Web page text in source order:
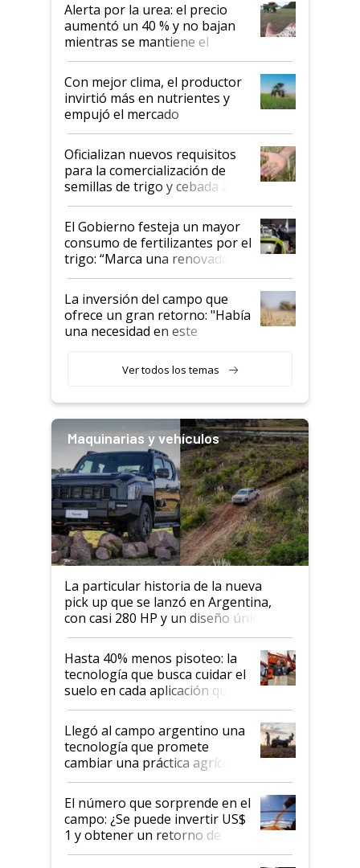
Alerta por la urea: el precio
aumentó un 40 % y no bajan
mientras se mantiene el
conflicto en Medio Oriente
Con mejor clima, el productor
invirtió más en nutrientes y
empujó el mercado
Oficializan nuevos requisitos
para la comercialización de
semillas de trigo y cebada a
granel
El Gobierno festeja un mayor
consumo de fertilizantes por el
trigo: “Marca una renovada
confianza de los productores”
La inversión del campo que
ofrece un gran retorno: "Había
una necesidad en este
Ver todos los temas
Maquinarias y vehículos
La particular historia de la nueva
pick up que se lanzó en Argentina,
con casi 280 HP y un diseño único: a
cuánto se vende
Hasta 40% menos pisoteo: la
tecnología que busca cuidar el
suelo en cada aplicación que
llevó Jacto al Congreso
Aapresid 2026
Llegó al campo argentino una
tecnología que promete
cambiar una práctica agrícola
clave: ¿Y si analizar el suelo
fuera tan simple como apretar
un botón?
El número que sorprende en el
campo: ¿Se puede invertir US$
1 y obtener un retorno de
hasta US$ 10 en agricultura?